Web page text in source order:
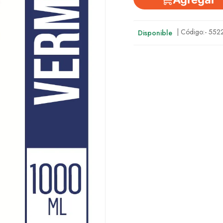
Disponible | Código:-